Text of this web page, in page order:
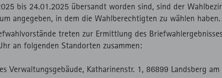
bis 24.01.2025 übersandt worden sind, sind der
angegeben, in dem die Wahlberechtigten zu wählen haben.
treten zur Ermittlung des
an folgenden Standorten zusammen:
Verwaltungsgebäude, Katharinenstr. 1, 86899 Landsberg am